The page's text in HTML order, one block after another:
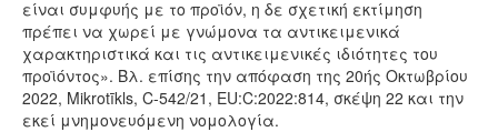
είναι συμφυής με το προϊόν, η δε σχετική εκτίμηση
πρέπει να χωρεί με γνώμονα τα αντικειμενικά
χαρακτηριστικά και τις αντικειμενικές ιδιότητες του
προϊόντος». Βλ. επίσης την απόφαση της 20ής Οκτωβρίου
2022, Mikrotīkls, C-542/21, EU:C:2022:814, σκέψη 22 και την
εκεί μνημονευόμενη νομολογία.